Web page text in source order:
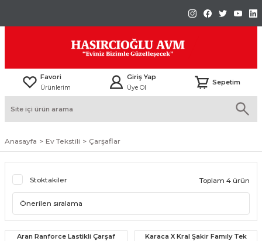
Favori
Ürünlerim
Giriş Yap
Üye Ol
Sepetim
Anasayfa Ev Tekstili Çarşaflar
Stoktakiler Toplam 4 ürün
Aran Ranforce Lastikli Çarşaf
Karaca X Kral Şakir Famıly Tek